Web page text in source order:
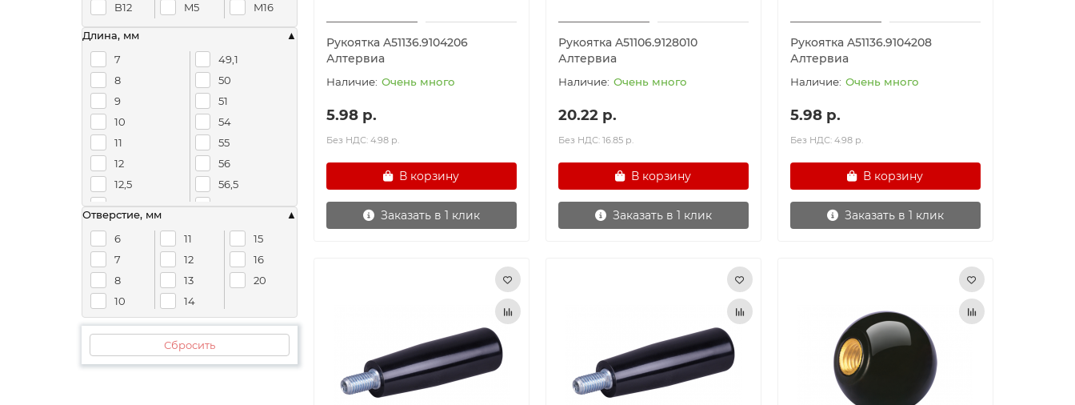
B12
M5
M16
Длина, мм
7
8
9
10
11
12
12,5
12,7
14
14,3
15
15,5
15,9
18
49,1
50
51
54
55
56
56,5
57
60
61,4
62
63
65
Отверстие, мм
6
7
8
10
11
12
13
14
15
16
20
Сбросить
Рукоятка A51136.9104206
Алтервиа
Очень много
5.98 р.
Без НДС: 4.98 р.
В корзину
Заказать в 1 клик
Рукоятка A51106.9128010
Алтервиа
Очень много
20.22 р.
Без НДС: 16.85 р.
В корзину
Заказать в 1 клик
Рукоятка A51136.9104208
Алтервиа
Очень много
5.98 р.
Без НДС: 4.98 р.
В корзину
Заказать в 1 клик